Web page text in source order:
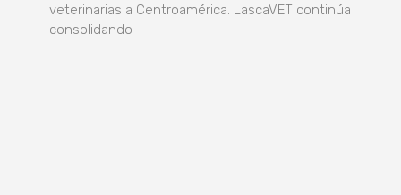
veterinarias a Centroamérica. LascaVET continúa
consolidando